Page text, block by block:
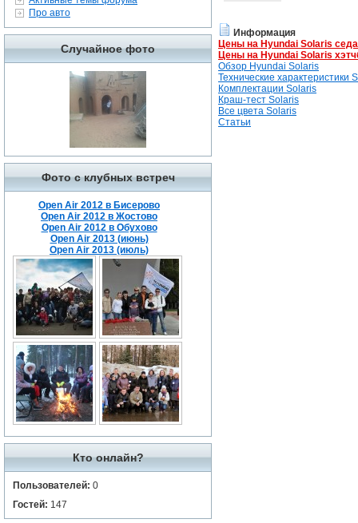
Про авто
Случайное фото
Фото с клубных встреч
Open Air 2012 в Бисерово
Open Air 2012 в Жостово
Open Air 2012 в Обухово
Open Air 2013 (июнь)
Open Air 2013 (июль)
Кто онлайн?
Пользователей: 0
Гостей: 147
Информация
Цены на Hyundai Solaris
Цены на Hyundai Solaris
Обзор Hyundai Solaris
Технические характеристики
Комплектации Solaris
Краш-тест Solaris
Все цвета Solaris
Статьи